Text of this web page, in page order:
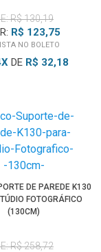
R$ 130,19
R$ 123,75
NO BOLETO
XDE R$ 32,18
DE PAREDE K130
FOTOGRÁFICO
(130CM)
R$ 258,72